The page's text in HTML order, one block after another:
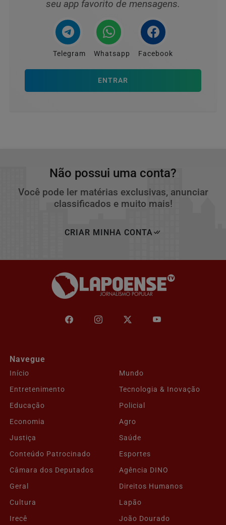
seu app favorito de mensagens.
Telegram Whatsapp Facebook
ENTRAR
Não possui uma conta?
Você pode ler matérias exclusivas, anunciar
classificados e muito mais!
CRIAR MINHA CONTA
Navegue
Início
Mundo
Entretenimento
Tecnologia & Inovação
Educação
Policial
Economia
Agro
Justiça
Saúde
Conteúdo Patrocinado
Esportes
Câmara dos Deputados
Agência DINO
Geral
Direitos Humanos
Cultura
Lapão
Irecê
João Dourado